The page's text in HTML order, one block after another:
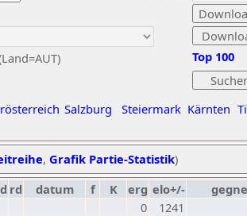
Salzburg Steiermark Kärnten
Top 100
, Grafik Partie-Statistik)
rd datum f K erg elo+/-
0
1241